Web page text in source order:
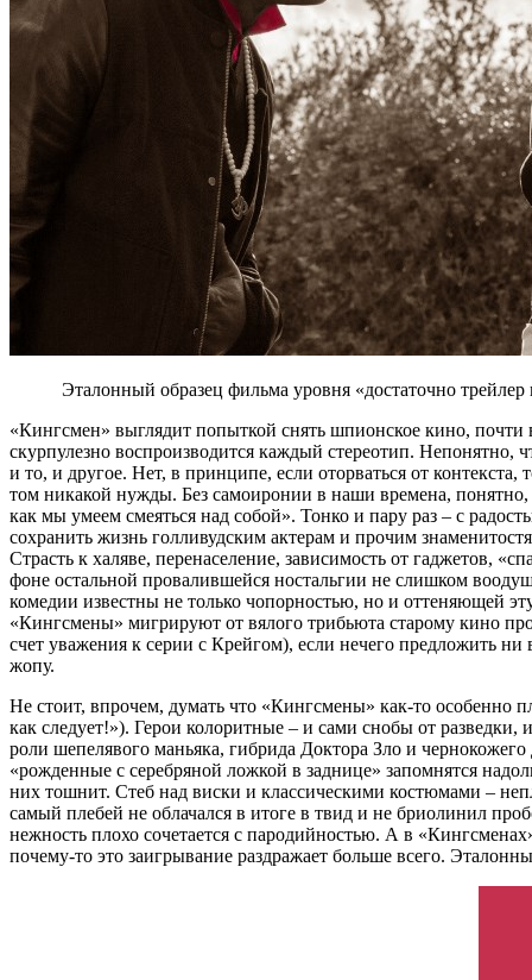
Эталонный образец фильма уровня «достаточно
«Кингсмен» выглядит попыткой снять шпионское кино, почти
скурпулезно воспроизводится каждый стереотип. Непонятно,
и то, и другое. Нет, в принципе, если оторваться от контекста,
том никакой нужды. Без самоиронии в наши времена, понятно,
как мы умеем смеяться над собой». Тонко и пару раз – с
сохранить жизнь голливудским актерам и прочим
Страсть к халяве, перенаселение, зависимость от гаджетов,
фоне остальной провалившейся ностальгии не слишком
комедии известны не только чопорностью, но и оттеняющей
«Кингсмены» мигрируют от вялого трибьюта старому кино
счет уважения к серии с Крейгом), если нечего предложить
жопу.
Не стоит, впрочем, думать что «Кингсмены» как-то
как следует!»). Герои колоритные – и сами снобы от
роли шепелявого маньяка, гибрида Доктора Зло и
«рожденные с серебряной ложкой в заднице» запомнятся
них тошнит. Стеб над виски и классическими костюмами –
самый плебей не облачался в итоге в твид и не бриолинил
нежность плохо сочетается с пародийностью. А в
почему-то это заигрывание раздражает больше всего.